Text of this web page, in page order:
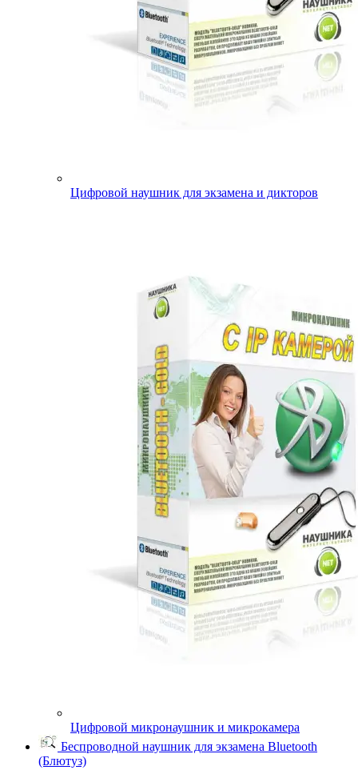
Цифровой наушник для экзамена и дикторов
Цифровой микронаушник и микрокамера
Беспроводной наушник для экзамена Bluetooth
(Блютуз)